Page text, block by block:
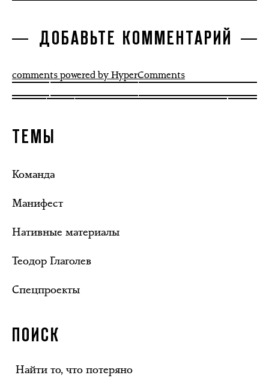
ДОБАВЬТЕ КОММЕНТАРИЙ
comments powered by HyperComments
ТЕМЫ
Команда
Манифест
Нативные материалы
Теодор Глаголев
Спецпроекты
ПОИСК